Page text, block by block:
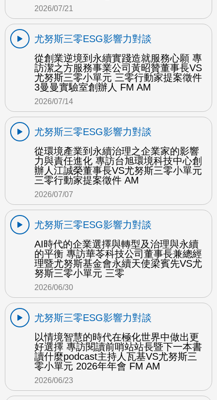
2026/07/21
尤努斯三零ESG影響力對談
從創業逆境到永續實踐造就服務心願 專
訪潔之方服務事業公司黃昭贊董事長VS
尤努斯三零小單元 三零行動家提案徵件
3曼曼實驗室創辦人 FM AM
2026/07/14
尤努斯三零ESG影響力對談
從環境產業到永續治理之企業家的影響
力與責任進化 專訪台旭環境科技中心創
辦人江誠榮董事長VS尤努斯三零小單元
三零行動家提案徵件 AM
2026/07/07
尤努斯三零ESG影響力對談
AI時代的企業選擇與轉型及治理與永續
的平衡 專訪華苓科技公司董事長兼總經
理暨尤努斯基金會永續天使梁賓先VS尤
努斯三零小單元 三零
2026/06/30
尤努斯三零ESG影響力對談
以情境智慧的時代在極化世界中做出更
好選擇 專訪閱讀前哨站站長暨下一本書
讀什麼podcast主持人瓦基VS尤努斯三
零小單元 2026年年會 FM AM
2026/06/23